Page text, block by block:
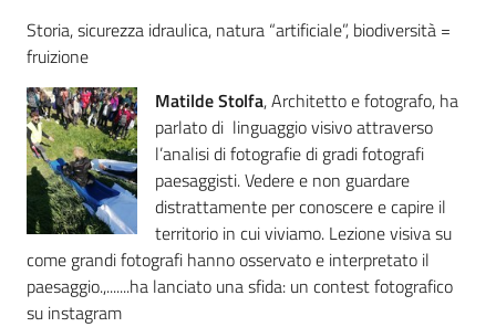
Storia, sicurezza idraulica, natura “artificiale”, biodiversità =
fruizione
Matilde Stolfa, Architetto e fotografo, ha
parlato di linguaggio visivo attraverso
l’analisi di fotografie di gradi fotografi
paesaggisti. Vedere e non guardare
distrattamente per conoscere e capire il
territorio in cui viviamo. Lezione visiva su
come grandi fotografi hanno osservato e interpretato il
paesaggio.,.......ha lanciato una sfida: un contest fotografico
su instagram